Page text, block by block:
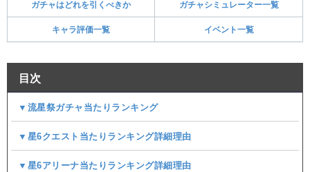
ガチャはどれを引くべきか ガチャシミュレーター一覧
キャラ評価一覧 イベント一覧
目次
▼流星祭ガチャ当たりランキング
▼星6クエスト当たりランキング詳細理由
▼星6アリーナ当たりランキング詳細理由